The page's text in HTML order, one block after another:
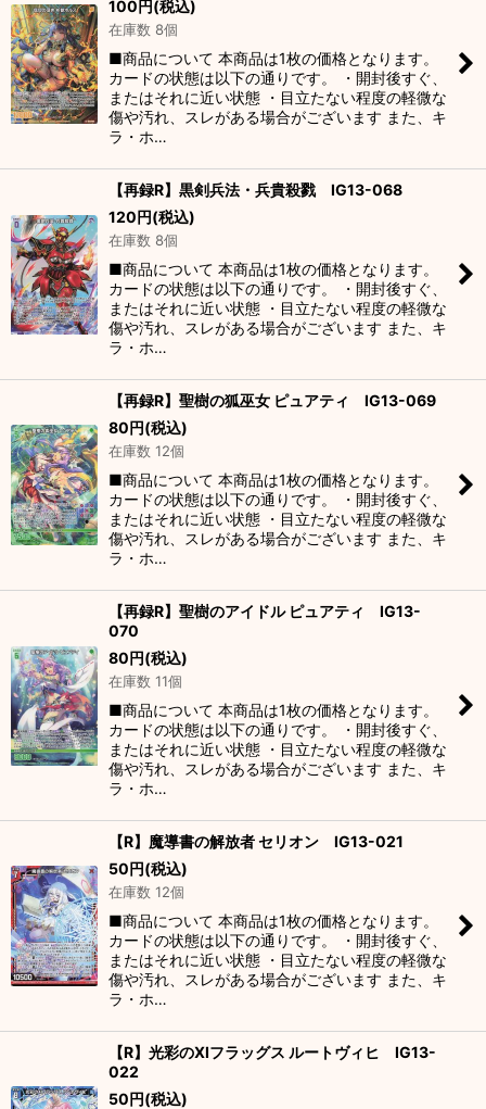
100円(税込)
在庫数 8個
■商品について 本商品は1枚の価格となります。
カードの状態は以下の通りです。 ・開封後すぐ、
またはそれに近い状態 ・目立たない程度の軽微な
傷や汚れ、スレがある場合がございます また、キ
ラ・ホ…
【再録R】黒剣兵法・兵貴殺戮 IG13-068
120円(税込)
在庫数 8個
■商品について 本商品は1枚の価格となります。
カードの状態は以下の通りです。 ・開封後すぐ、
またはそれに近い状態 ・目立たない程度の軽微な
傷や汚れ、スレがある場合がございます また、キ
ラ・ホ…
【再録R】聖樹の狐巫女 ピュアティ IG13-069
80円(税込)
在庫数 12個
■商品について 本商品は1枚の価格となります。
カードの状態は以下の通りです。 ・開封後すぐ、
またはそれに近い状態 ・目立たない程度の軽微な
傷や汚れ、スレがある場合がございます また、キ
ラ・ホ…
【再録R】聖樹のアイドル ピュアティ IG13-
070
80円(税込)
在庫数 11個
■商品について 本商品は1枚の価格となります。
カードの状態は以下の通りです。 ・開封後すぐ、
またはそれに近い状態 ・目立たない程度の軽微な
傷や汚れ、スレがある場合がございます また、キ
ラ・ホ…
【R】魔導書の解放者 セリオン IG13-021
50円(税込)
在庫数 12個
■商品について 本商品は1枚の価格となります。
カードの状態は以下の通りです。 ・開封後すぐ、
またはそれに近い状態 ・目立たない程度の軽微な
傷や汚れ、スレがある場合がございます また、キ
ラ・ホ…
【R】光彩のXIフラッグス ルートヴィヒ IG13-
022
50円(税込)